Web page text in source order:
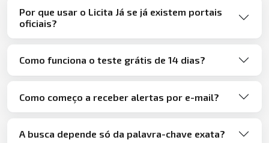
Por que usar o Licita Já se já existem portais
oficiais?
Como funciona o teste grátis de 14 dias?
Como começo a receber alertas por e-mail?
A busca depende só da palavra-chave exata?